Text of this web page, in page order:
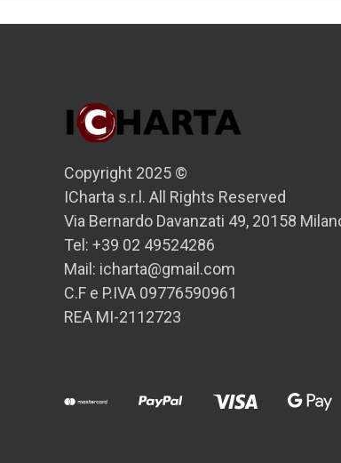
Copyright 2025 ©
ICharta s.r.l. All Rights Reserved
Via Bernardo Davanzati 49, 20158
Tel: +39 02 49524286
Mail: icharta@gmail.com
C.F e P.IVA 09776590961
REA MI-2112723